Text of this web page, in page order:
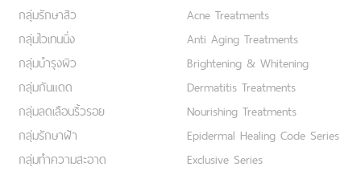
กลุ่มรักษาสิว
กลุ่มไวเทนนิ่ง
กลุ่มบำรุงผิว
กลุ่มกันแดด
กลุ่มลดเลือนริ้วรอย
กลุ่มรักษาฝ้า
กลุ่มทำความสะอาด
Acne Treatments
Anti Aging Treatments
Brightening & Whitening
Dermatitis Treatments
Nourishing Treatments
Epidermal Healing Code Series
Exclusive Series